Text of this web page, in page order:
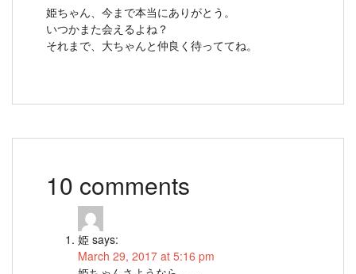
姫ちゃん、今まで本当にありがとう。
いつかまた会えるよね？
それまで、大ちゃんと仲良く待っててね。
10 comments
姫 says:
March 29, 2017 at 5:16 pm